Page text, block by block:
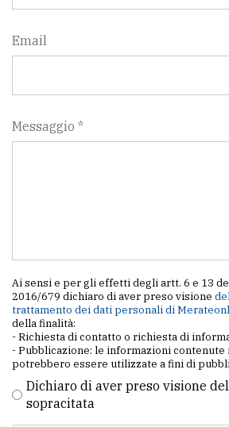
Email
Messaggio *
Ai sensi e per gli effetti degli artt. 6 e 13
2016/679 dichiaro di aver preso visione
trattamento dei dati personali di
della finalità:
- Richiesta di contatto o richiesta di
- Pubblicazione: le informazioni contenute
potrebbero essere utilizzate a fini di
Dichiaro di aver preso visione
sopracitata